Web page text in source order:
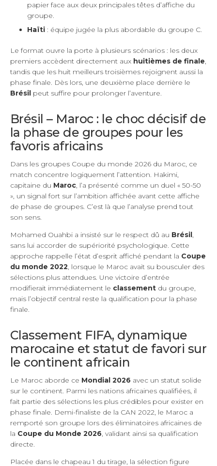
papier face aux deux principales têtes d’affiche du
groupe.
Haïti : équipe jugée la plus abordable du groupe C.
Le format ouvre la porte à plusieurs scénarios : les deux
premiers accèdent directement aux huitièmes de finale,
tandis que les huit meilleurs troisièmes rejoignent aussi la
phase finale. Dès lors, une deuxième place derrière le
Brésil peut suffire pour prolonger l’aventure.
Brésil – Maroc : le choc décisif de
la phase de groupes pour les
favoris africains
Dans les groupes Coupe du monde 2026 du Maroc, ce
match concentre logiquement l’attention. Hakimi,
capitaine du Maroc, l’a présenté comme un duel « 50-50
», un signal fort sur l’ambition affichée avant cette affiche
de phase de groupes. C’est là que l’analyse prend tout
son sens.
Mohamed Ouahbi a insisté sur le respect dû au Brésil,
sans lui accorder de supériorité psychologique. Cette
approche rappelle l’état d’esprit affiché pendant la Coupe
du monde 2022, lorsque le Maroc avait su bousculer des
sélections plus attendues. Une victoire d’entrée
modifierait immédiatement le classement du groupe,
mais l’objectif central reste la qualification pour la phase
finale.
Classement FIFA, dynamique
marocaine et statut de favori sur
le continent africain
Le Maroc aborde ce Mondial 2026 avec un statut solide
sur le continent. Parmi les nations africaines qualifiées, il
fait partie des sélections les plus crédibles pour exister en
phase finale. Demi-finaliste de la CAN 2022, le Maroc a
remporté son groupe lors des éliminatoires africaines de
la Coupe du Monde 2026, validant ainsi sa qualification
directe.
Placée dans le chapeau 1 du tirage, la sélection figure